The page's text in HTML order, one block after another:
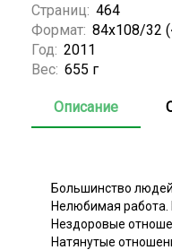
Страниц: 464
Формат: 84x108/32
Год: 2011
Вес: 655 г
Описание
Большинство
Нелюбимая работа.
Нездоровые
Натянутые